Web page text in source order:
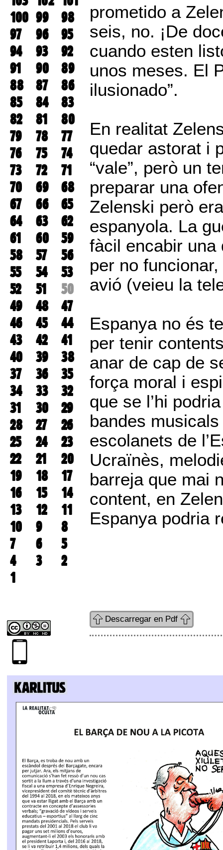
100 99
98
97
96
95
94
93
92
91
90
89
88
87
86
85
84
83
82
81
80
79
78
77
76
75
74
73
72
71
70
69
68
67
66
65
64
63
62
61
60
59
58
57
56
55
54
53
52
51
50
49
48
47
46
45
44
43
42
41
40
39
38
37
36
35
34
33
32
31
30
29
28
27
26
25
24
23
22
21
20
19
18
17
16
15
14
13
12
11
10
9
8
7
6
5
4
3
2
1
prometido a
seis, no. ¡De
cuando esten
unos meses. El
ilusionado”.
En realitat
quedar astorat i
“vale”, però un
preparar una
Zelenski però
espanyola. La
fàcil encabir una
per no
avió (veieu la
Espanya no és
per tenir
anar de cap de
força moral i
que se l’hi
bandes
escolanets de
Ucraïnès,
barreja que mai
content, en
Espanya podria
Descarregar en Pdf